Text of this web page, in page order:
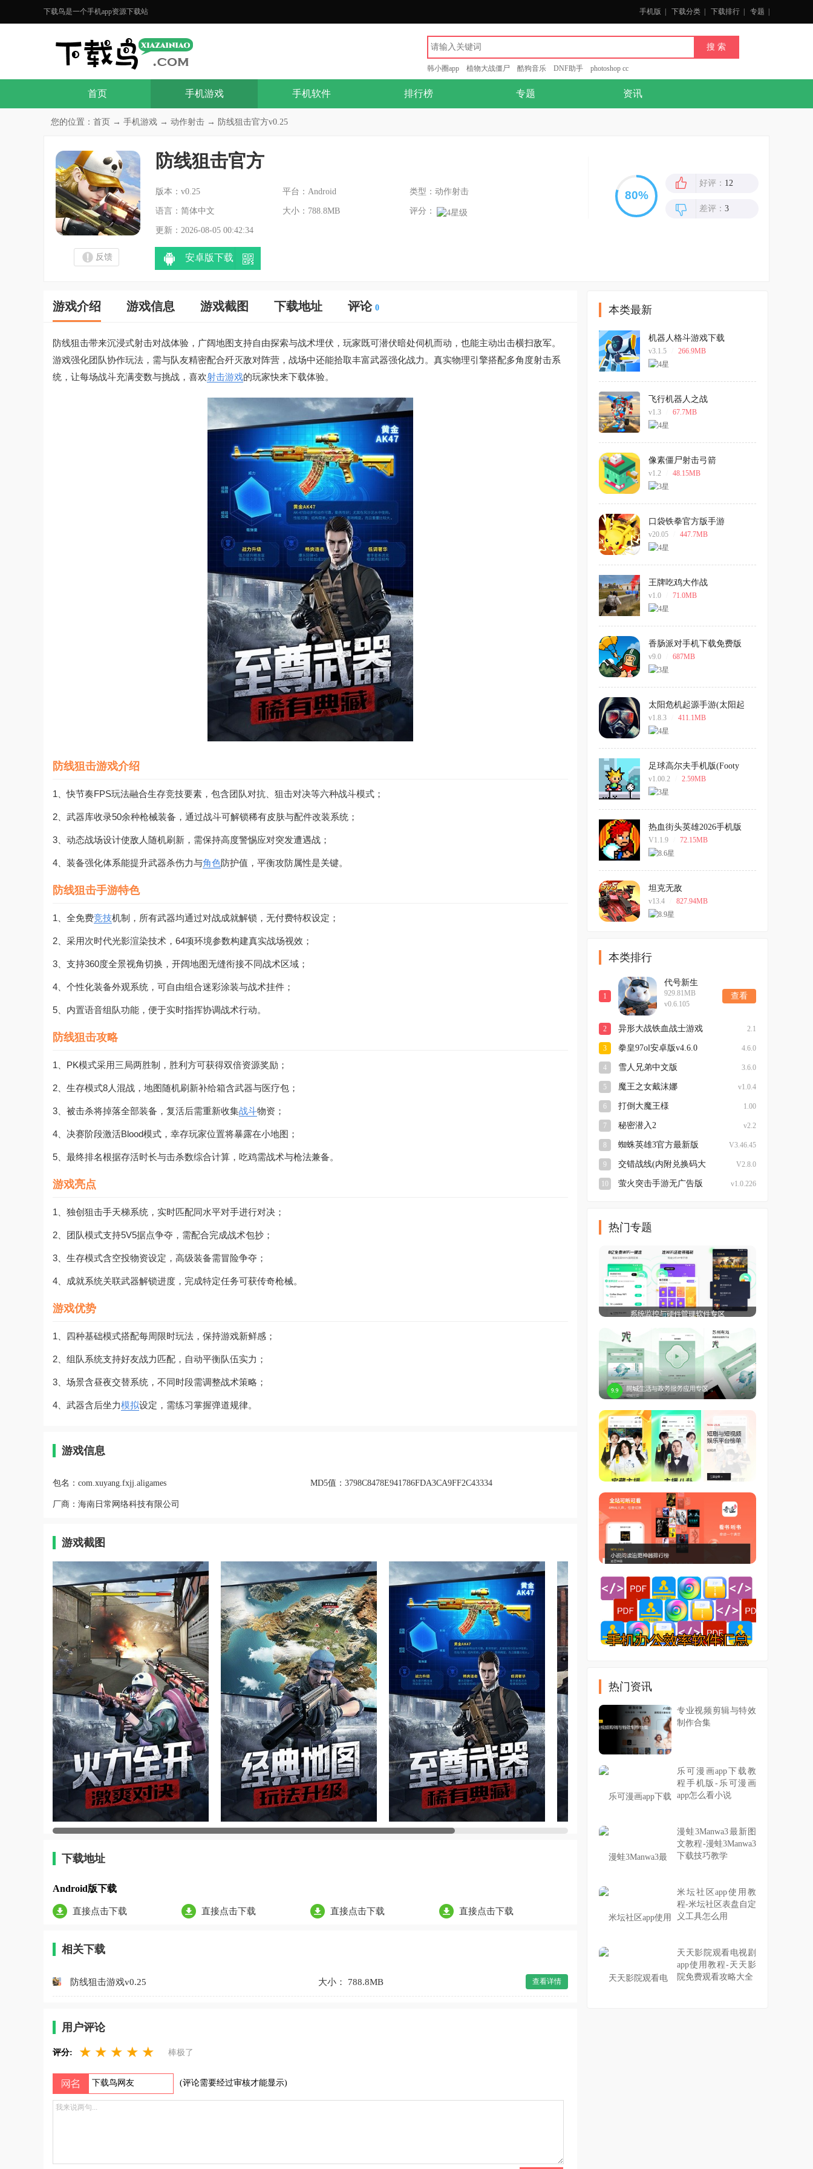
下载鸟是一个手机app资源下载站 手机版 下载分类 下载排行 专题
韩小圈app 植物大战僵尸 酷狗音乐 DNF助手 photoshop cc
首页 手机游戏 手机软件 排行榜 专题 资讯
您的位置： 首页 → 手机游戏 → 动作射击 → 防线狙击官方v0.25
防线狙击官方
版本：v0.25 平台：Android 类型：动作射击
语言：简体中文 大小：788.8MB 评分：
更新：2026-08-05 00:42:34
反馈 安卓版下载
好评： 12
差评： 3
游戏介绍 游戏信息 游戏截图 下载地址 评论 0
防线狙击带来沉浸式射击对战体验，广阔地图支持自由探索与战术埋伏，玩家既可潜伏暗处伺机而动，也能主动出击横扫敌军。
游戏强化团队协作玩法，需与队友精密配合歼灭敌对阵营，战场中还能拾取丰富武器强化战力。真实物理引擎搭配多角度射击系
统，让每场战斗充满变数与挑战，喜欢射击游戏的玩家快来下载体验。
防线狙击游戏介绍
1、快节奏FPS玩法融合生存竞技要素，包含团队对抗、狙击对决等六种战斗模式；
2、武器库收录50余种枪械装备，通过战斗可解锁稀有皮肤与配件改装系统；
3、动态战场设计使敌人随机刷新，需保持高度警惕应对突发遭遇战；
4、装备强化体系能提升武器杀伤力与角色防护值，平衡攻防属性是关键。
防线狙击手游特色
1、全免费竞技机制，所有武器均通过对战成就解锁，无付费特权设定；
2、采用次时代光影渲染技术，64项环境参数构建真实战场视效；
3、支持360度全景视角切换，开阔地图无缝衔接不同战术区域；
4、个性化装备外观系统，可自由组合迷彩涂装与战术挂件；
5、内置语音组队功能，便于实时指挥协调战术行动。
防线狙击攻略
1、PK模式采用三局两胜制，胜利方可获得双倍资源奖励；
2、生存模式8人混战，地图随机刷新补给箱含武器与医疗包；
3、被击杀将掉落全部装备，复活后需重新收集战斗物资；
4、决赛阶段激活Blood模式，幸存玩家位置将暴露在小地图；
5、最终排名根据存活时长与击杀数综合计算，吃鸡需战术与枪法兼备。
游戏亮点
1、独创狙击手天梯系统，实时匹配同水平对手进行对决；
2、团队模式支持5V5据点争夺，需配合完成战术包抄；
3、生存模式含空投物资设定，高级装备需冒险争夺；
4、成就系统关联武器解锁进度，完成特定任务可获传奇枪械。
游戏优势
1、四种基础模式搭配每周限时玩法，保持游戏新鲜感；
2、组队系统支持好友战力匹配，自动平衡队伍实力；
3、场景含昼夜交替系统，不同时段需调整战术策略；
4、武器含后坐力模拟设定，需练习掌握弹道规律。
游戏信息
包名： com.xuyang.fxjj.aligames MD5值： 3798C8478E941786FDA3CA9FF2C43334
厂商： 海南日常网络科技有限公司
游戏截图
下载地址
Android版下载
直接点击下载 直接点击下载 直接点击下载 直接点击下载
相关下载
防线狙击游戏v0.25 大小： 788.8MB 查看详情
用户评论
评分: ★ ★ ★ ★ ★ 棒极了
(评论需要经过审核才能显示)
本类最新
机器人格斗游戏下载
(Mechangelion)
v3.1.5 266.9MB
飞行机器人之战
v1.3 67.7MB
像素僵尸射击弓箭
v1.2 48.15MB
口袋铁拳官方版手游
v20.05 447.7MB
王牌吃鸡大作战
v1.0 71.0MB
香肠派对手机下载免费版
v9.0 687MB
太阳危机起源手游(太阳起
源)
v1.8.3 411.1MB
足球高尔夫手机版(Footy
Golf)
v1.00.2 2.59MB
热血街头英雄2026手机版
V1.1.9 72.15MB
坦克无敌
v13.4 827.94MB
本类排行
1
代号新生
929.81MB
v0.6.105
查看
2 异形大战铁血战士游戏 2.1
3 拳皇97ol安卓版v4.6.0 4.6.0
4 雪人兄弟中文版 3.6.0
5 魔王之女戴沫娜 v1.0.4
6 打倒大魔王様 1.00
7 秘密潜入2 v2.2
8 蜘蛛英雄3官方最新版 V3.46.45
9
交错战线(内附兑换码大
V2.8.0
10 萤火突击手游无广告版 v1.0.226
热门专题
热门资讯
专业视频剪辑与特效
制作合集
乐可漫画app下载教
程手机版-乐可漫画
app怎么看小说
漫蛙3Manwa3最新图
文教程-漫蛙3Manwa3
下载技巧教学
米坛社区app使用教
程-米坛社区表盘自定
义工具怎么用
天天影院观看电视剧
app使用教程-天天影
院免费观看攻略大全